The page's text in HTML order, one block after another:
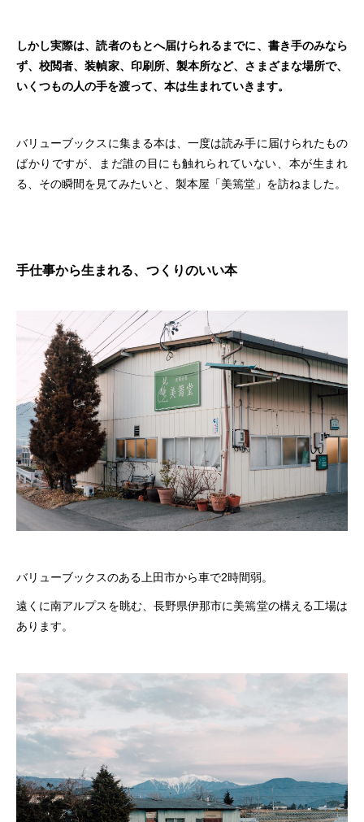
しかし実際は、読者のもとへ届けられるまでに、書き手のみなら
ず、校閲者、装幀家、印刷所、製本所など、さまざまな場所で、
いくつもの人の手を渡って、本は生まれていきます。
バリューブックスに集まる本は、一度は読み手に届けられたもの
ばかりですが、まだ誰の目にも触れられていない、本が生まれ
る、その瞬間を見てみたいと、製本屋「美篶堂」を訪ねました。
手仕事から生まれる、つくりのいい本
バリューブックスのある上田市から車で2時間弱。
遠くに南アルプスを眺む、長野県伊那市に美篶堂の構える工場は
あります。